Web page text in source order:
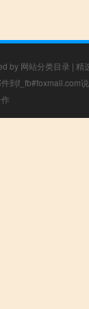
by 网站分类目录 | 精
到f_fb#foxmail.com